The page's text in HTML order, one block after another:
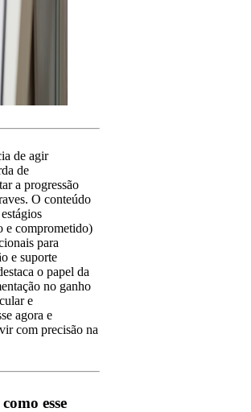
de agir
de
a progressão
O conteúdo
e comprometido)
para
e suporte
o papel da
no ganho
e
agora e
com precisão na
esse